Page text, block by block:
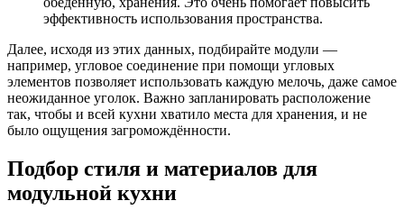
эффективность использования пространства.
Далее, исходя из этих данных, подбирайте модули —
например, угловое соединение при помощи угловых
элементов позволяет использовать каждую мелочь, даже самое
неожиданное уголок. Важно запланировать расположение
так, чтобы и всей кухни хватило места для хранения, и не
было ощущения загромождённости.
Подбор стиля и материалов для
модульной кухни